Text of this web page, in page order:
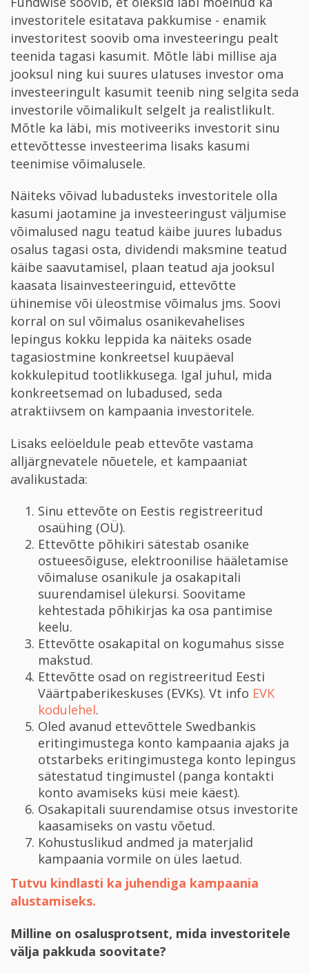
investoritele esitatava pakkumise - enamik
investoritest soovib oma investeeringu pealt
teenida tagasi kasumit. Mõtle läbi millise aja
jooksul ning kui suures ulatuses investor oma
investeeringult kasumit teenib ning selgita seda
investorile võimalikult selgelt ja realistlikult.
Mõtle ka läbi, mis motiveeriks investorit sinu
ettevõttesse investeerima lisaks kasumi
teenimise võimalusele.
Näiteks võivad lubadusteks investoritele olla
kasumi jaotamine ja investeeringust väljumise
võimalused nagu teatud käibe juures lubadus
osalus tagasi osta, dividendi maksmine teatud
käibe saavutamisel, plaan teatud aja jooksul
kaasata lisainvesteeringuid, ettevõtte
ühinemise või üleostmise võimalus jms. Soovi
korral on sul võimalus osanikevahelises
lepingus kokku leppida ka näiteks osade
tagasiostmine konkreetsel kuupäeval
kokkulepitud tootlikkusega. Igal juhul, mida
konkreetsemad on lubadused, seda
atraktiivsem on kampaania investoritele.
Lisaks eelöeldule peab ettevõte vastama
alljärgnevatele nõuetele, et kampaaniat
avalikustada:
Sinu ettevõte on Eestis registreeritud
osaühing (OÜ).
Ettevõtte põhikiri sätestab osanike
ostueesõiguse, elektroonilise hääletamise
võimaluse osanikule ja osakapitali
suurendamisel ülekursi. Soovitame
kehtestada põhikirjas ka osa pantimise
keelu.
Ettevõtte osakapital on kogumahus sisse
makstud.
Ettevõtte osad on registreeritud Eesti
Väärtpaberikeskuses (EVK­s). Vt info EVK
kodulehel.
Oled avanud ettevõttele Swedbankis
eritingimustega konto kampaania ajaks ja
otstarbeks eritingimustega konto lepingus
sätestatud tingimustel (panga kontakti
konto avamiseks küsi meie käest).
Osakapitali suurendamise otsus investorite
kaasamiseks on vastu võetud.
Kohustuslikud andmed ja materjalid
kampaania vormile on üles laetud.
Tutvu kindlasti ka juhendiga kampaania
alustamiseks.
Milline on osalusprotsent, mida investoritele
välja pakkuda soovitate?